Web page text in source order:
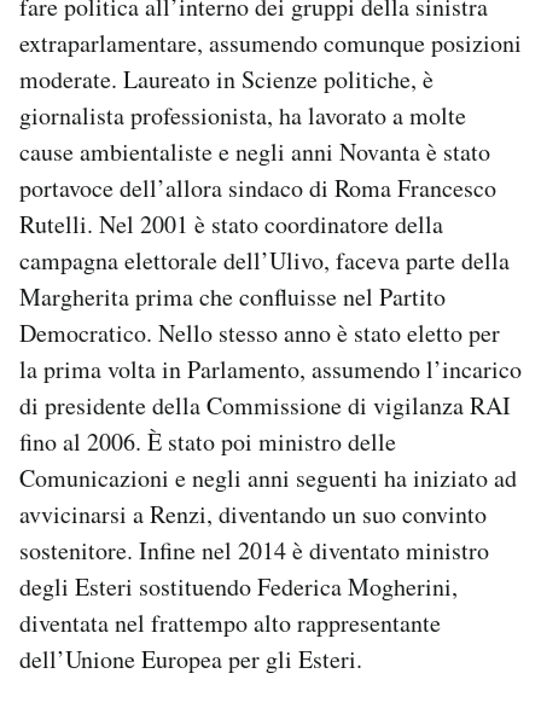
extraparlamentare, assumendo comunque posizioni
moderate. Laureato in Scienze politiche, è
giornalista professionista, ha lavorato a molte
cause ambientaliste e negli anni Novanta è stato
portavoce dell’allora sindaco di Roma Francesco
Rutelli. Nel 2001 è stato coordinatore della
campagna elettorale dell’Ulivo, faceva parte della
Margherita prima che confluisse nel Partito
Democratico. Nello stesso anno è stato eletto per
la prima volta in Parlamento, assumendo l’incarico
di presidente della Commissione di vigilanza RAI
fino al 2006. È stato poi ministro delle
Comunicazioni e negli anni seguenti ha iniziato ad
avvicinarsi a Renzi, diventando un suo convinto
sostenitore. Infine nel 2014 è diventato ministro
degli Esteri sostituendo Federica Mogherini,
diventata nel frattempo alto rappresentante
dell’Unione Europea per gli Esteri.